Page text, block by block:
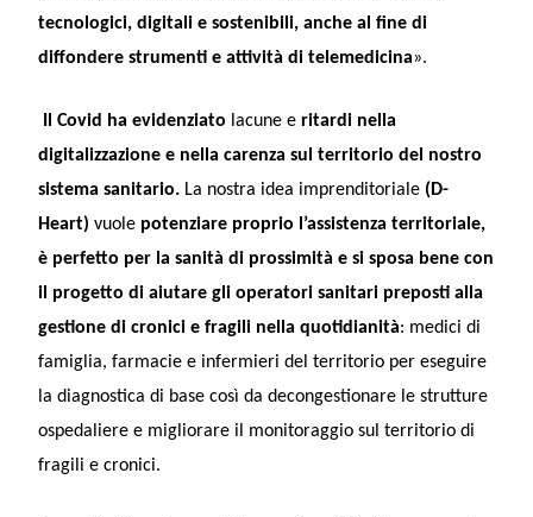
tecnologici, digitali e sostenibili, anche al fine di
diffondere strumenti e attività di telemedicina».
Il Covid ha evidenziato lacune eritardi nella
digitalizzazione e nella carenza sul territorio del nostro
sistema sanitario. La nostra idea imprenditoriale (D-
Heart) vuole potenziare proprio l’assistenza territoriale,
è perfetto per la sanità di prossimità e si sposa bene con
il progetto di aiutare gli operatori sanitari preposti alla
gestione di cronici e fragili nella quotidianità: medici di
famiglia, farmacie e infermieri del territorio per eseguire
la diagnostica di base così da decongestionare le strutture
ospedaliere e migliorare il monitoraggio sul territorio di
fragili e cronici.